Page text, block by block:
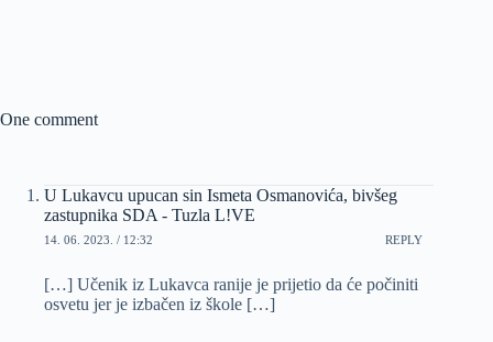
One comment
U Lukavcu upucan sin Ismeta Osmanovića, bivšeg
zastupnika SDA - Tuzla L!VE
14. 06. 2023. / 12:32 REPLY
[…] Učenik iz Lukavca ranije je prijetio da će počiniti
osvetu jer je izbačen iz škole […]